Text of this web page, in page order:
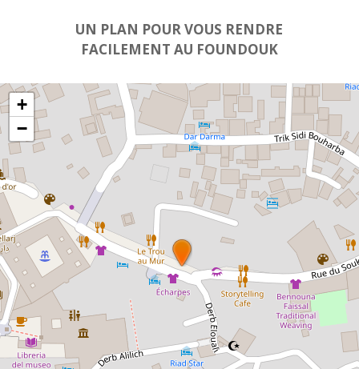
UN PLAN POUR VOUS RENDRE
FACILEMENT AU FOUNDOUK
+
−